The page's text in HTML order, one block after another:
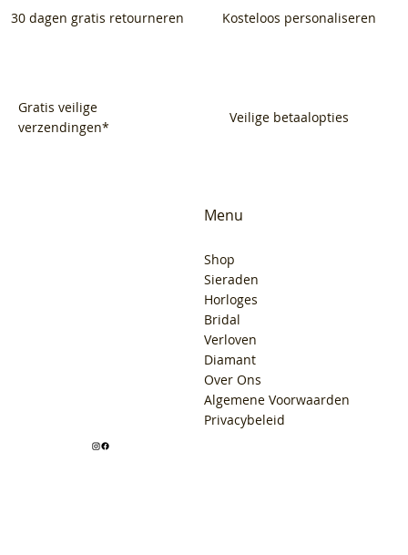
30 dagen gratis retourneren Kosteloos personaliseren
Gratis veilige
verzendingen*
Veilige betaalopties
Menu
Shop
Sieraden
Horloges
Bridal
Verloven
Diamant
Over Ons
Algemene Voorwaarden
Privacybeleid